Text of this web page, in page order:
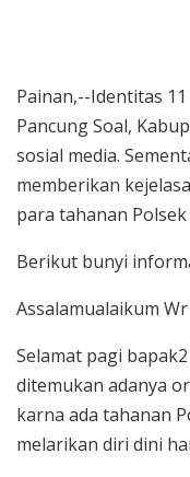
Painan,--Identitas
Pancung Soal,
sosial media.
memberikan
para tahanan
Berikut bunyi
Assalamualaikum
Selamat pagi
ditemukan adanya
karna ada tahanan
melarikan diri dini